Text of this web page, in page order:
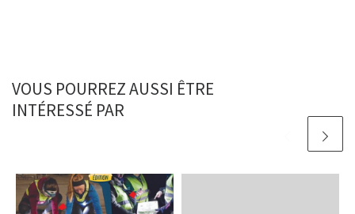
VOUS POURREZ AUSSI ÊTRE
INTÉRESSÉ PAR